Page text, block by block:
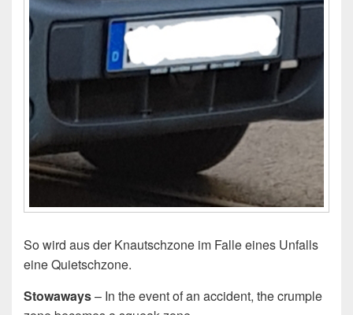
So wird aus der Knautschzone im Falle eines Unfalls
eine Quietschzone.
Stowaways– In the event of an accident, the crumple